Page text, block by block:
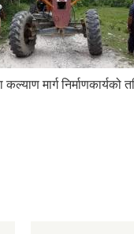
मार्ग निर्माणकार्यको